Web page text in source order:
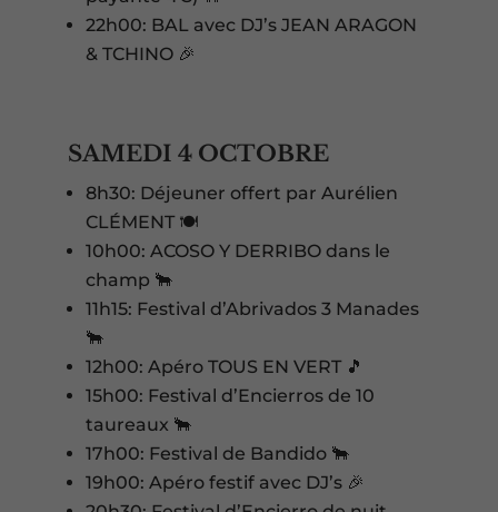
22h00: BAL avec DJ’s JEAN ARAGON
& TCHINO 🎉
SAMEDI 4 OCTOBRE
8h30: Déjeuner offert par Aurélien
CLÉMENT 🍽️
10h00: ACOSO Y DERRIBO dans le
champ 🐂
11h15: Festival d’Abrivados 3 Manades
🐂
12h00: Apéro TOUS EN VERT 🎵
15h00: Festival d’Encierros de 10
taureaux 🐂
17h00: Festival de Bandido 🐂
19h00: Apéro festif avec DJ’s 🎉